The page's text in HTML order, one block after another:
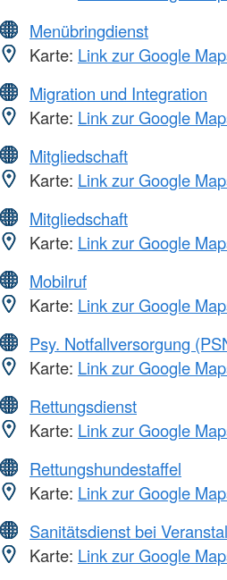
Menübringdienst
Karte: Link zur Google
Migration und Integration
Karte: Link zur Google
Mitgliedschaft
Karte: Link zur Google
Mitgliedschaft
Karte: Link zur Google
Mobilruf
Karte: Link zur Google
Psy. Notfallversorgung
Karte: Link zur Google
Rettungsdienst
Karte: Link zur Google
Rettungshundestaffel
Karte: Link zur Google
Sanitätsdienst bei
Karte: Link zur Google